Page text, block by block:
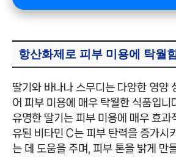
항산화제로 피부 미용에 탁월
딸기와 바나나 스무디는 다양한 영양
어 피부 미용에 매우 탁월한 식품입니
유명한 딸기는 피부 미용에 매우 효과
유된 비타민 C는 피부 탄력을 증가시
는 데 도움을 주며, 피부 톤을 밝게 만